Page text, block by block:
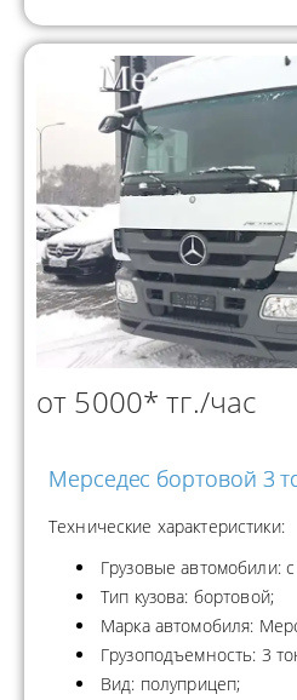
от 5000* тг./час
Мерседес бортовой 3
Технические характеристики:
Грузовые автомобили:
Тип кузова: бортовой;
Марка автомобиля:
Грузоподъемность: 3
Вид: полуприцеп;